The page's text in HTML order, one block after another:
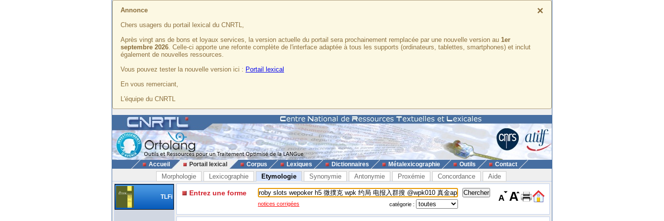
×
Annonce
Chers usagers du portail lexical du CNRTL,
Après vingt ans de bons et loyaux services, la version actuelle du portail sera prochainement remplacée par une nouvelle version au 1er
septembre 2026. Celle-ci apporte une refonte complète de l'interface adaptée à tous les supports (ordinateurs, tablettes, smartphones) et inclut
également de nouvelles ressources.
Vous pouvez tester la nouvelle version ici : Portail lexical
En vous remerciant,
L'équipe du CNRTL
Accueil Portail lexical Corpus Lexiques Dictionnaires Métalexicographie Outils Contact
Morphologie Lexicographie Etymologie Synonymie Antonymie Proxémie Concordance Aide
TLFi Entrez une forme
notices corrigées catégorie :